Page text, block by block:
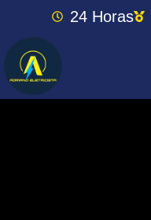
24 Horas